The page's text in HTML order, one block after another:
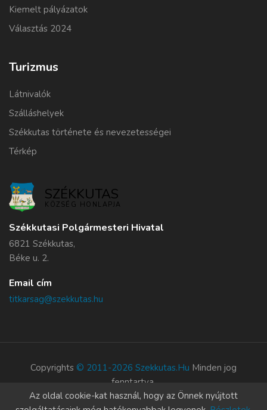
Kiemelt pályázatok
Választás 2024
Turizmus
Látnivalók
Szálláshelyek
Székkutas története és nevezetességei
Térkép
SZÉKKUTAS
KÖZSÉG HONLAPJA
Székkutasi Polgármesteri Hivatal
6821 Székkutas,
Béke u. 2.
Email cím
titkarsag@szekkutas.hu
Copyrights © 2011-2026 Szekkutas.hu Minden jog
fenntartva.
Süti szabályzat
Az oldal cookie-kat használ, hogy az Önnek nyújtott